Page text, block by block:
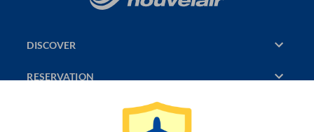
DISCOVER
RESERVATION